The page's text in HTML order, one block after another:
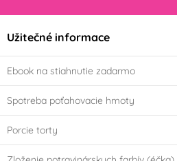
Užitečné informace
Ebook na stiahnutie zadarmo
Spotreba poťahovacie hmoty
Porcie torty